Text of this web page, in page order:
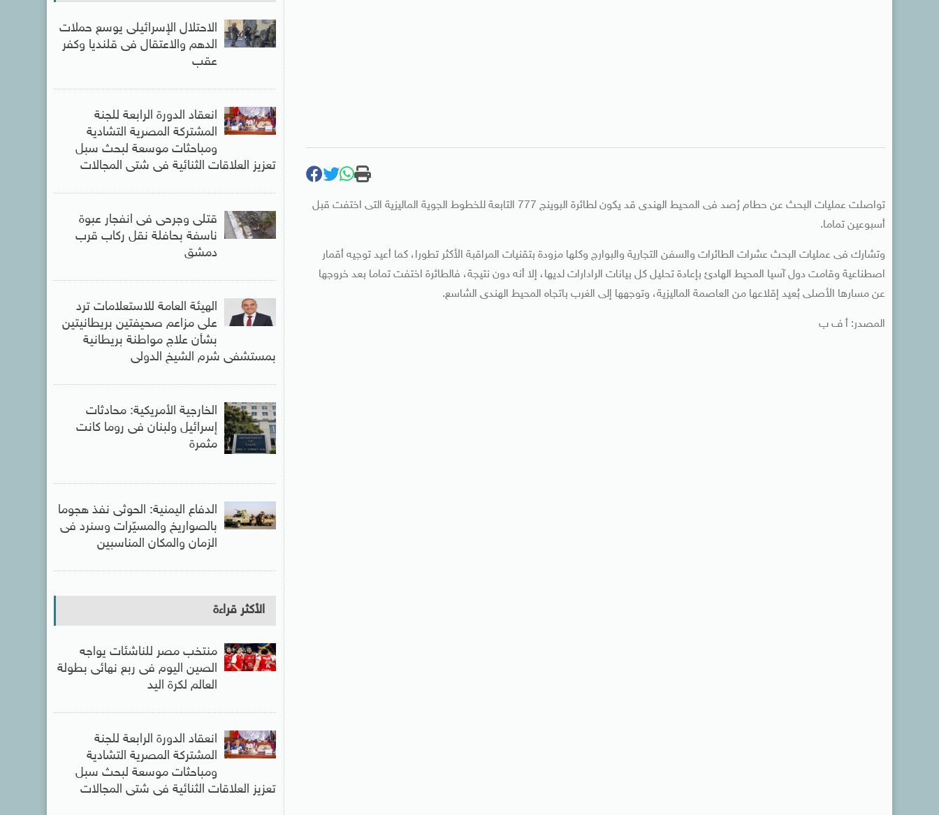
تواصلت عمليات البحث عن حطام رُصد فى المحيط الهندى قد يكون لطائرة البوينج 777 التابعة للخطوط الجوية الماليزية التى اختفت قبل
أسبوعين تماما.
وتشارك فى عمليات البحث عشرات الطائرات والسفن التجارية والبوارج وكلها مزودة بتقنيات المراقبة الأكثر تطورا، كما أعيد توجيه أقمار
اصطناعية وقامت دول آسيا المحيط الهادئ بإعادة تحليل كل بيانات الرادارات لديها، إلا أنه دون نتيجة، فالطائرة اختفت تماما بعد خروجها
عن مسارها الأصلى بُعيد إقلاعها من العاصمة الماليزية، وتوجهها إلى الغرب باتجاه المحيط الهندى الشاسع.
المصدر: أ ف ب
الاحتلال الإسرائيلى يوسع حملات
الدهم والاعتقال فى قلنديا وكفر
عقب
انعقاد الدورة الرابعة للجنة
المشتركة المصرية التشادية
ومباحثات موسعة لبحث سبل
تعزيز العلاقات الثنائية فى شتى المجالات
قتلى وجرحى فى انفجار عبوة
ناسفة بحافلة نقل ركاب قرب
دمشق
الهيئة العامة للاستعلامات ترد
على مزاعم صحيفتين بريطانيتين
بشأن علاج مواطنة بريطانية
بمستشفى شرم الشيخ الدولى
الخارجية الأمريكية: محادثات
إسرائيل ولبنان فى روما كانت
مثمرة
الدفاع اليمنية: الحوثى نفذ هجوما
بالصواريخ والمسيّرات وسنرد فى
الزمان والمكان المناسبين
الأكثر قراءة
منتخب مصر للناشئات يواجه
الصين اليوم فى ربع نهائى بطولة
العالم لكرة اليد
انعقاد الدورة الرابعة للجنة
المشتركة المصرية التشادية
ومباحثات موسعة لبحث سبل
تعزيز العلاقات الثنائية فى شتى المجالات